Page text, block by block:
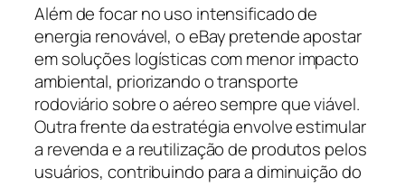
Além de focar no uso intensificado de
energia renovável, o eBay pretende apostar
em soluções logísticas com menor impacto
ambiental, priorizando o transporte
rodoviário sobre o aéreo sempre que viável.
Outra frente da estratégia envolve estimular
a revenda e a reutilização de produtos pelos
usuários, contribuindo para a diminuição do